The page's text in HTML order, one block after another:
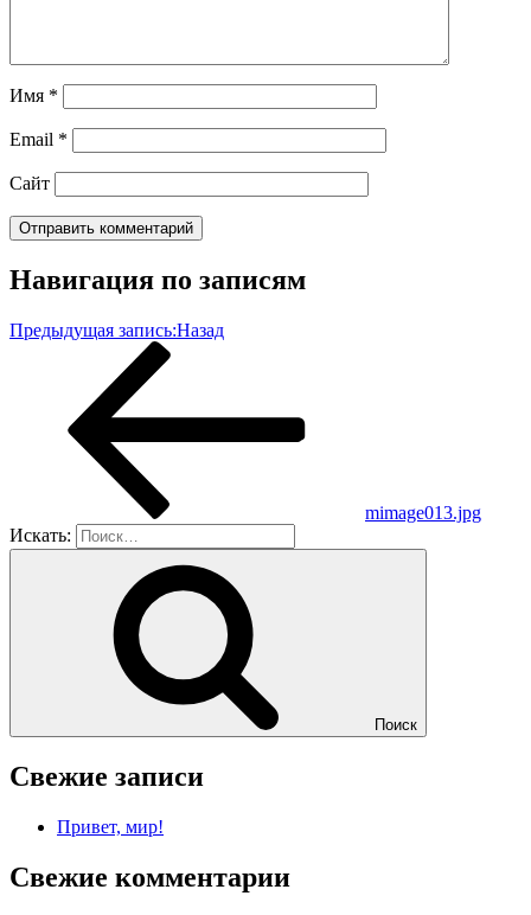
Имя *
Email *
Сайт
Навигация по записям
Предыдущая запись:Назад
mimage013.jpg
Искать:
Поиск
Свежие записи
Привет, мир!
Свежие комментарии